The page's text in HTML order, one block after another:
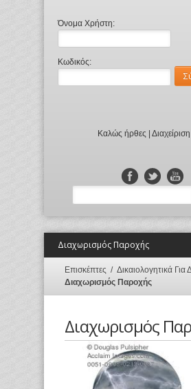
Όνομα Χρήστη:
Κωδικός:
Καλώς ήρθες | Διαχείριση
Διαχωρισμός Παροχής
Επισκέπτες / Δικαιολογητικά Για
Διαχωρισμός Παροχής
Διαχωρισμός